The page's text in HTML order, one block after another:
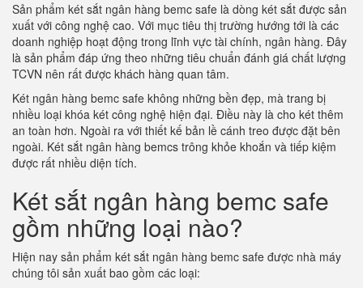
Sản phẩm két sắt ngân hàng bemc safe là dòng két sắt được sản
xuất với công nghệ cao. Với mục tiêu thị trường hướng tới là các
doanh nghiệp hoạt động trong lĩnh vực tài chính, ngân hàng. Đây
là sản phẩm đáp ứng theo những tiêu chuẩn đánh giá chất lượng
TCVN nên rất được khách hàng quan tâm.
Két ngân hàng bemc safe không những bền đẹp, mà trang bị
nhiều loại khóa két công nghệ hiện đại. Điều này là cho két thêm
an toàn hơn. Ngoài ra với thiết kế bản lề cánh treo được đặt bên
ngoài. Két sắt ngân hàng bemcs trông khỏe khoắn và tiếp kiệm
được rất nhiều diện tích.
Két sắt ngân hàng bemc safe
gồm những loại nào?
Hiện nay sản phẩm két sắt ngân hàng bemc safe được nhà máy
chúng tôi sản xuất bao gồm các loại: